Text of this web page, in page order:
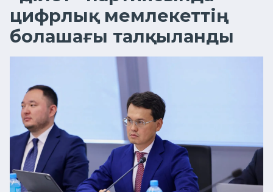
цифрлық мемлекеттің
болашағы талқыланды